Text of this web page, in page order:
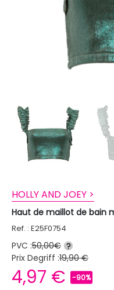
HOLLY AND JOEY >
Haut de maillot de bain
Ref. : E25F0754
PVC :50,00€ ?
Prix Degriff :19,90 €
4,97 € -90%